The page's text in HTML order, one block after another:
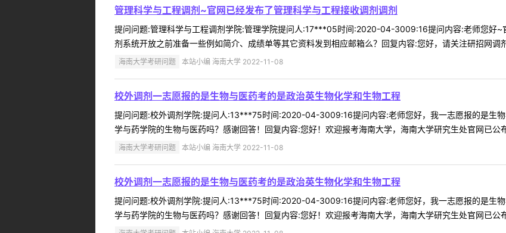
管理科学与工程调剂~官网已经发布了管理科学与工程接收调剂调剂
提问问题:管理科学与工程调剂学院:管理学院提问人:17***05时间:2020-04-3009:16提问内容:老师您好~
剂系统开放之前准备一些例如简介、成绩单等其它资料发到相应邮箱么？回复内容:您好，请关注研招网调
海南大学考研问题 本站小编 海南大学 2022-11-08
校外调剂一志愿报的是生物与医药考的是政治英生物化学和生物工程
提问问题:校外调剂学院:提问人:13***75时间:2020-04-3009:16提问内容:老师您好，我一志愿报的是生
学与药学院的生物与医药吗？感谢回答！回复内容:您好！欢迎报考海南大学，海南大学研究生处官网已公
海南大学考研问题 本站小编 海南大学 2022-11-08
校外调剂一志愿报的是生物与医药考的是政治英生物化学和生物工程
提问问题:校外调剂学院:提问人:13***75时间:2020-04-3009:16提问内容:老师您好，我一志愿报的是生
学与药学院的生物与医药吗？感谢回答！回复内容:您好！欢迎报考海南大学，海南大学研究生处官网已公